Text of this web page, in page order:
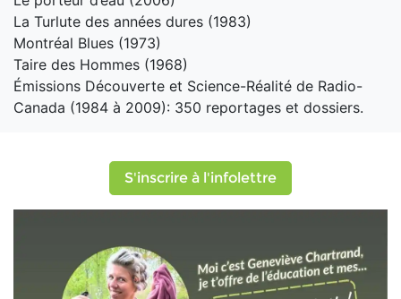
La Turlute des années dures (1983)
Montréal Blues (1973)
Taire des Hommes (1968)
Émissions Découverte et Science-Réalité de Radio-
Canada (1984 à 2009): 350 reportages et dossiers.
S'inscrire à l'infolettre